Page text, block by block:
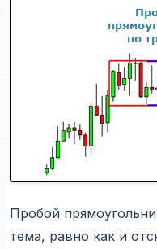
Пробой
тема, равно как и